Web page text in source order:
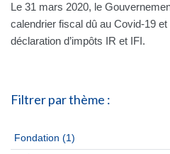
Le 31 mars 2020, le
calendrier fiscal dû au Covid-19
déclaration d’impôts IR et IFI.
Filtrer par thème :
Fondation (1)